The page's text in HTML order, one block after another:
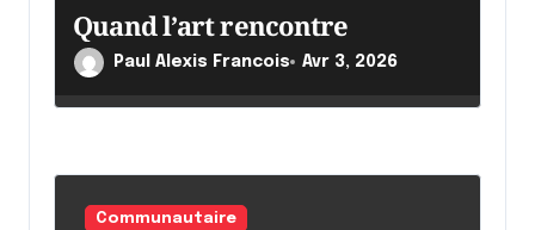
c
l
e
Quand l’art rencontre
Paul Alexis Francois Avr 3, 2026
Communautaire